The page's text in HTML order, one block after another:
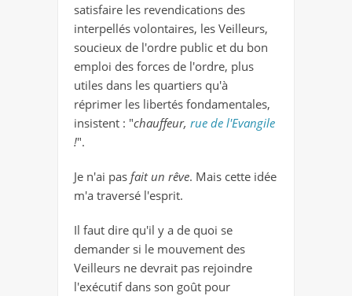
satisfaire les revendications des
interpellés volontaires, les Veilleurs,
soucieux de l'ordre public et du bon
emploi des forces de l'ordre, plus
utiles dans les quartiers qu'à
réprimer les libertés fondamentales,
insistent : "chauffeur, rue de l'Evangile
!".
Je n'ai pas fait un rêve. Mais cette idée
m'a traversé l'esprit.
Il faut dire qu'il y a de quoi se
demander si le mouvement des
Veilleurs ne devrait pas rejoindre
l'exécutif dans son goût pour